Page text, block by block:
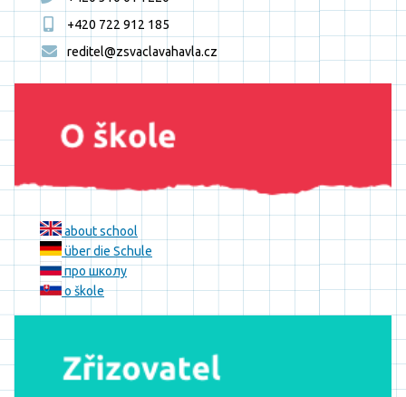
+420 722 912 185
reditel@zsvaclavahavla.cz
about school
über die Schule
про школу
o škole